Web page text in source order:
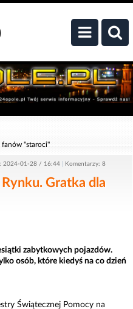
fanów "staroci"
2024-01-28 / 16:44 Komentarzy: 8
Gratka dla
zabytkowych pojazdów.
osób, które kiedyś na co dzień
Świątecznej Pomocy na